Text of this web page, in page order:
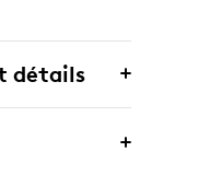
détails